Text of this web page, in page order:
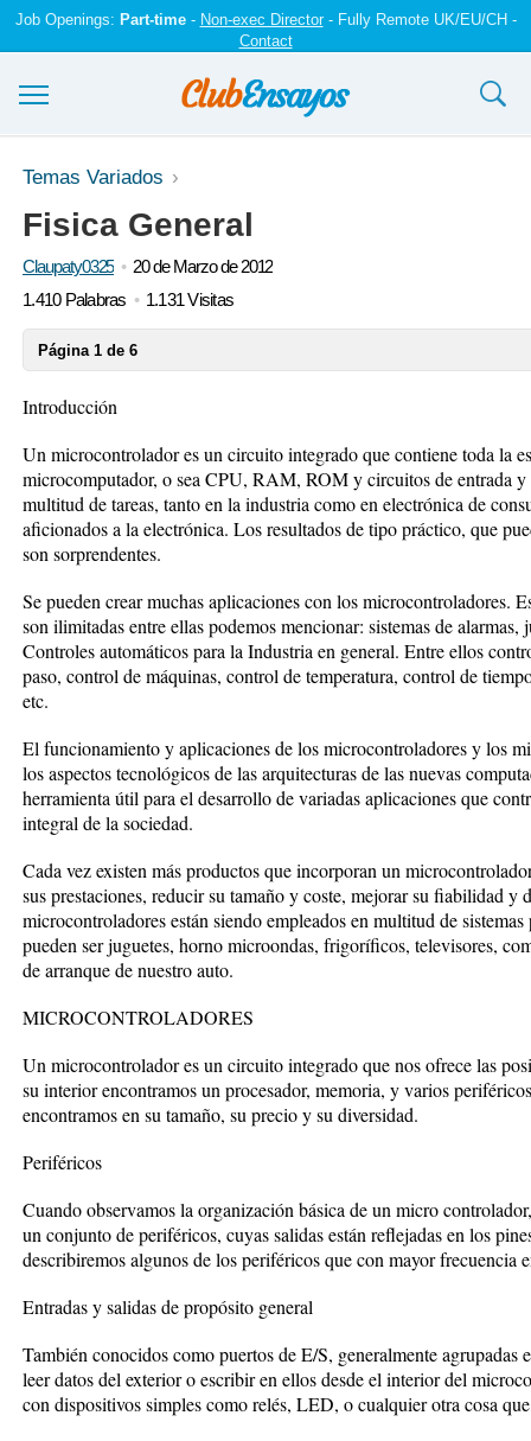
Job Openings: Part-time- Non-exec Director- Fully Remote UK/EU/CH -
Contact
Ensayos y trabajos
Registrarse
Iniciar sesión
Temas Variados
Fisica General
Claupaty0325
20 de Marzo de 2012
1.410 Palabras
1.131 Visitas
Página 1 de 6
Introducción
Un microcontrolador es un circuito integrado que contiene toda la
microcomputador, o sea CPU, RAM, ROM y circuitos de entrada
multitud de tareas, tanto en la industria como en electrónica de
aficionados a la electrónica. Los resultados de tipo práctico, que
son sorprendentes.
Se pueden crear muchas aplicaciones con los microcontroladores.
son ilimitadas entre ellas podemos mencionar: sistemas de
Controles automáticos para la Industria en general. Entre ellos
paso, control de máquinas, control de temperatura, control de
etc.
El funcionamiento y aplicaciones de los microcontroladores y los
los aspectos tecnológicos de las arquitecturas de las nuevas
herramienta útil para el desarrollo de variadas aplicaciones que
integral de la sociedad.
Cada vez existen más productos que incorporan un
sus prestaciones, reducir su tamaño y coste, mejorar su fiabilidad y
microcontroladores están siendo empleados en multitud de
pueden ser juguetes, horno microondas, frigoríficos, televisores,
de arranque de nuestro auto.
MICROCONTROLADORES
Un microcontrolador es un circuito integrado que nos ofrece las
su interior encontramos un procesador, memoria, y varios
encontramos en su tamaño, su precio y su diversidad.
Periféricos
Cuando observamos la organización básica de un micro
un conjunto de periféricos, cuyas salidas están reflejadas en los
describiremos algunos de los periféricos que con mayor frecuencia
Entradas y salidas de propósito general
También conocidos como puertos de E/S, generalmente
leer datos del exterior o escribir en ellos desde el interior del
con dispositivos simples como relés, LED, o cualquier otra cosa